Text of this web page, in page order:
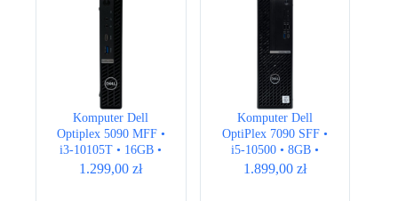
Komputer Dell
Optiplex 5090 MFF •
i3-10105T • 16GB •
256GB • UHD 630
1.299,00zł
Komputer Dell
OptiPlex 7090 SFF •
i5-10500 • 8GB •
256GB SSD + 500GB
1.899,00 zł